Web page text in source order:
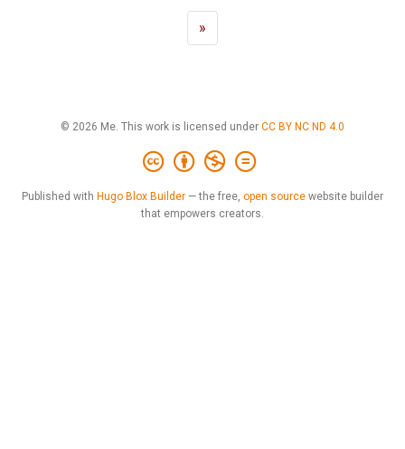
»
© 2026 Me. This work is licensed under CC BY NC ND 4.0
Published with Hugo Blox Builder — the free, open source website builder
that empowers creators.